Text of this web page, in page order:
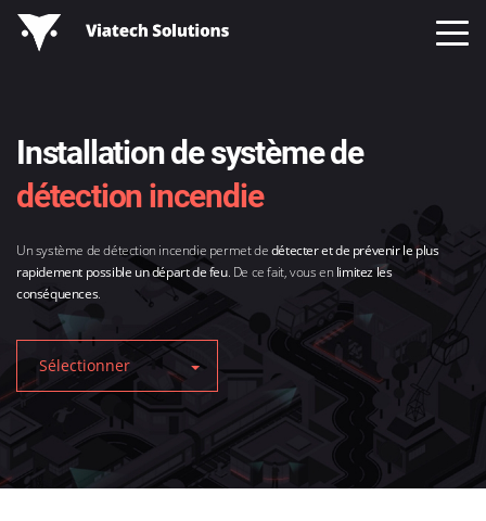
Installation de système de
détection incendie
Un système de détection incendie permet dedétecter et de prévenir le plus
rapidement possible un départ de feu. De ce fait, vous en limitez les
conséquences.
Sélectionner